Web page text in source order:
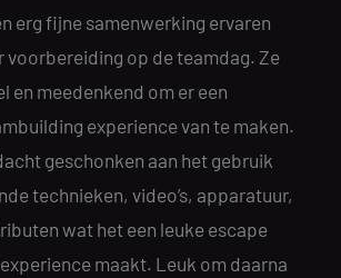
erg fijne samenwerking ervaren
voorbereiding op de teamdag. Ze
en meedenkend om er een
experience van te maken.
geschonken aan het gebruik
technieken, video’s, apparatuur,
wat het een leuke escape
maakt. Leuk om daarna